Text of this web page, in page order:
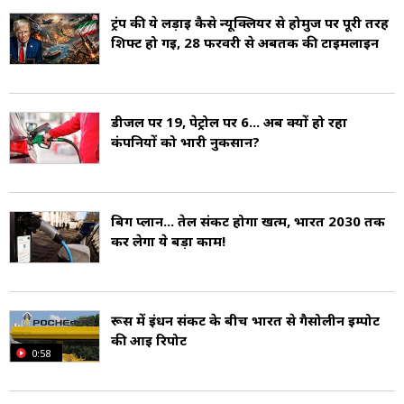
पहले नंबर पर है. सऊदी अरब 1,04,60,710 बैरल के
साथ दूसरे और 88,75,817 बैरल के साथ तीसरे स्थान पर
ट्रंप की ये लड़ाई कैसे न्यूक्लियर से होर्मुज पर पूरी तरह
शिफ्ट हो गई, 28 फरवरी से अबतक की टाइमलाइन
डीजल पर ₹19, पेट्रोल पर ₹6... अब क्‍यों हो रहा
कंपनियों को भारी नुकसान?
बिग प्‍लान... तेल संकट होगा खत्‍म, भारत 2030 तक
कर लेगा ये बड़ा काम!
0:58
रूस में ईंधन संकट के बीच भारत से गैसोलीन इम्पोर्ट
की आई रिपोर्ट